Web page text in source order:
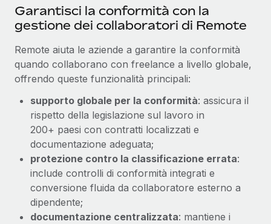
Garantisci la conformità con la
gestione dei collaboratori di Remote
Remote aiuta le aziende a garantire la conformità
quando collaborano con freelance a livello globale,
offrendo queste funzionalità principali:
supporto globale per la conformità: assicura il
rispetto della legislazione sul lavoro in
200+ paesi con contratti localizzati e
documentazione adeguata;
protezione contro la classificazione errata:
include controlli di conformità integrati e
conversione fluida da collaboratore esterno a
dipendente;
documentazione centralizzata: mantiene i